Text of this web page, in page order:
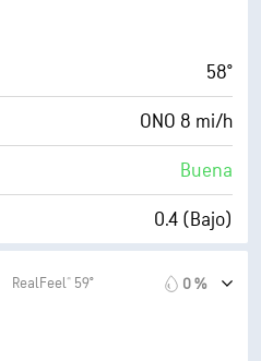
51° F
5 (Medio)
70 %
10 mi
58°
ONO 8 mi/h
Buena
0.4 (Bajo)
RealFeel® 59° 0 %